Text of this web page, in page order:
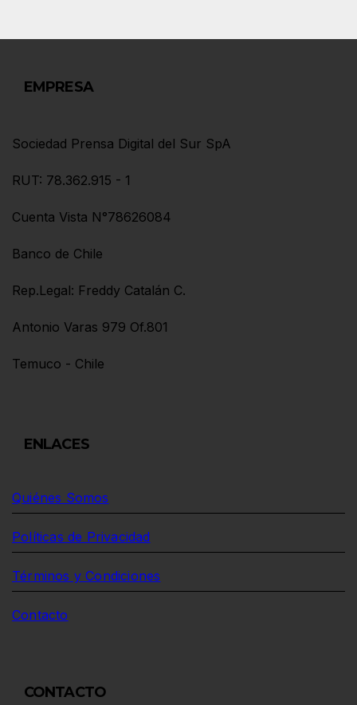
EMPRESA
Sociedad Prensa Digital del Sur SpA
RUT: 78.362.915 - 1
Cuenta Vista N°78626084
Banco de Chile
Rep.Legal: Freddy Catalán C.
Antonio Varas 979 Of.801
Temuco - Chile
ENLACES
Quiénes Somos
Políticas de Privacidad
Términos y Condiciones
Contacto
CONTACTO